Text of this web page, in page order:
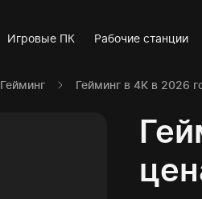
Игровые ПК Рабочие станции
Гейминг Гейминг в 4К в 2026